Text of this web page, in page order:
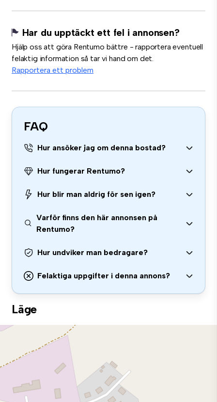
Har du upptäckt ett fel i annonsen?
Hjälp oss att göra Rentumo bättre - rapportera eventuell
felaktig information så tar vi hand om det.
Rapportera ett problem
FAQ
Hur ansöker jag om denna bostad?
Hur fungerar Rentumo?
Hur blir man aldrig för sen igen?
Varför finns den här annonsen på
Rentumo?
Hur undviker man bedragare?
Felaktiga uppgifter i denna annons?
Läge